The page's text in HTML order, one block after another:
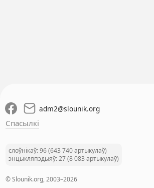
adm2@slounik.org
Спасылкі
слоўнікаў: 96 (643 740 артыкулаў)
энцыкляпэдыяў: 27 (8 083 артыкулаў)
© Slounik.org, 2003–2026